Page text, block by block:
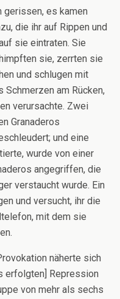
gerissen, es kamen
die ihr auf Rippen und
sie eintraten. Sie
sie, zerrten sie
und schlugen mit
Schmerzen am Rücken,
verursachte. Zwei
Granaderos
und eine
wurde von einer
angegriffen, die
verstaucht wurde. Ein
und versucht, ihr die
mit dem sie
näherte sich
erfolgten] Repression
von mehr als sechs